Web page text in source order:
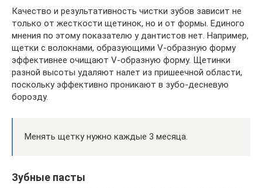
Качество и результативность чистки зубов зависит не
только от жесткости щетинок, но и от формы. Единого
мнения по этому показателю у дантистов нет. Например,
щетки с волокнами, образующими V-образную форму
эффективнее очищают V-образную форму. Щетинки
разной высоты удаляют налет из пришеечной области,
поскольку эффективно проникают в зубо-десневую
борозду.
Менять щетку нужно каждые 3 месяца.
Зубные пасты